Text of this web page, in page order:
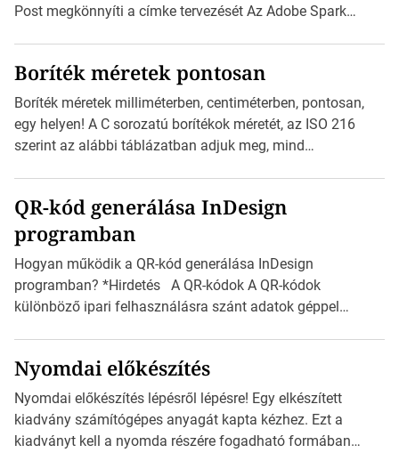
Post megkönnyíti a címke tervezését Az Adobe Spark
igazán foroghatnak a kreatív fogaskerekek, miközben
zajlik a saját címke készítése. Hogyan készítsünk címkét?
Válasszon méretet és alakot: Válassza ki a kívánt címke
méretét. Akár néhány […]
Boríték méretek pontosan
Boríték méretek milliméterben, centiméterben, pontosan,
egy helyen! A C sorozatú borítékok méretét, az ISO 216
szerint az alábbi táblázatban adjuk meg, mind
mutatja az A4-es papírlaphoz viszonyítva. Az amerikai és
észak-amerikai boríték méretére az ISO 216 nem
vonatkozik. Boríték méretének táblázata C0-tól […]
QR-kód generálása InDesign
programban
Hogyan működik a QR-kód generálása InDesign
programban? *Hirdetés A QR-kódok A QR-kódok
különböző ipari felhasználásra szánt adatok géppel
okostelefonjára telepíthet egy QR-kód-leolvasó
alkalmazást, ami leolvasni és dekódolni képes az URL-
információt és átirányítja a telefon böngészőjét a cég
weblapjára. A QR-kód beolvasása után a felhasználó
Nyomdai előkészítés
Nyomdai előkészítés lépésről lépésre! Egy elkészített
kiadvány számítógépes anyagát kapta kézhez. Ezt a
kiadványt kell a nyomda részére fogadható formában